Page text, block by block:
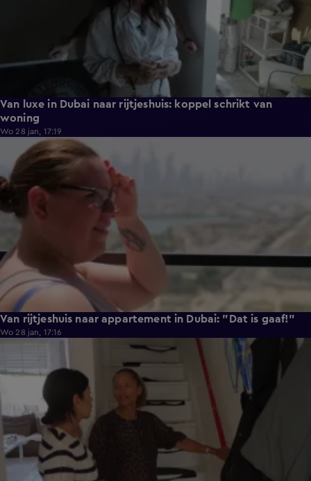
Van luxe in Dubai naar rijtjeshuis: koppel schrikt van
woning
Wo 28 jan, 17:19
Van rijtjeshuis naar appartement in Dubai: "Dat is gaaf!"
Wo 28 jan, 17:16